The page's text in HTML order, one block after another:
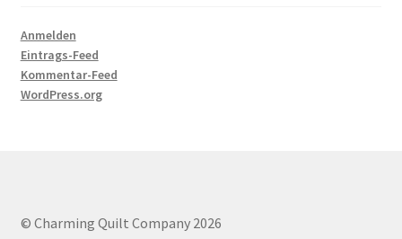
Anmelden
Eintrags-Feed
Kommentar-Feed
WordPress.org
© Charming Quilt Company 2026